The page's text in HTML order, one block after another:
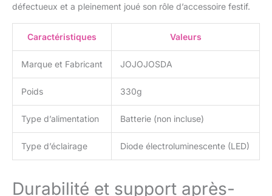
défectueux et a pleinement joué son rôle d’accessoire festif.
Caractéristiques Valeurs
Marque et Fabricant JOJOJOSDA
Poids 330g
Type d’alimentation Batterie (non incluse)
Type d’éclairage Diode électroluminescente (LED)
Durabilité et support après-